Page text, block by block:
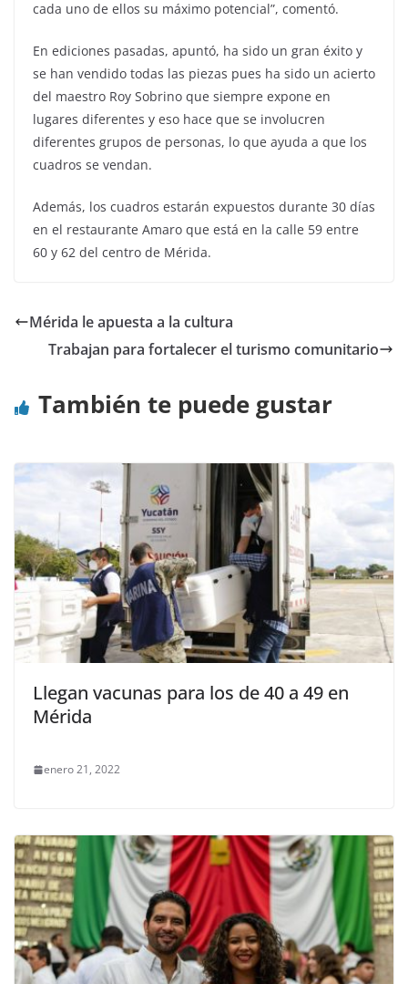
cada uno de ellos su máximo potencial”, comentó.
En ediciones pasadas, apuntó, ha sido un gran éxito y
se han vendido todas las piezas pues ha sido un acierto
del maestro Roy Sobrino que siempre expone en
lugares diferentes y eso hace que se involucren
diferentes grupos de personas, lo que ayuda a que los
cuadros se vendan.
Además, los cuadros estarán expuestos durante 30 días
en el restaurante Amaro que está en la calle 59 entre
60 y 62 del centro de Mérida.
Mérida le apuesta a la cultura
Trabajan para fortalecer el turismo comunitario
También te puede gustar
Llegan vacunas para los de 40 a 49 en
Mérida
enero 21, 2022